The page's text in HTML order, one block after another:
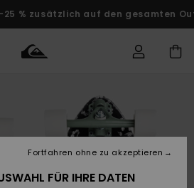
zusätzlich auf den gesamten
Accessoires
Accessoires
Brandneu
Kinder
Kinder
KINDER
Versand
FÜR IHRE DATEN
Fortfahren ohne zu akzeptieren